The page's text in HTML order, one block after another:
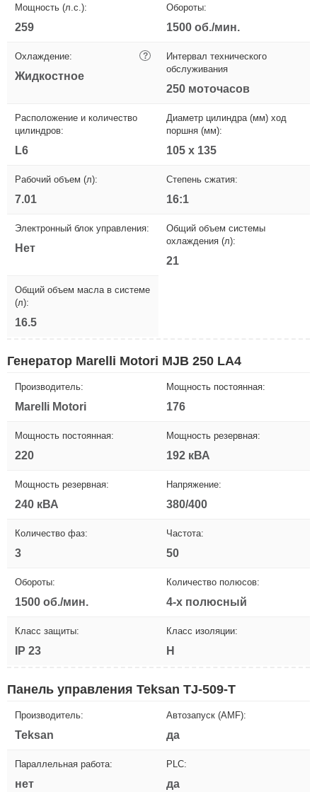
Мощность (л.с.):
259
Обороты:
1500 об./мин.
Охлаждение: ?
Жидкостное
Интервал технического
обслуживания
250 моточасов
Расположение и количество
цилиндров:
L6
Диаметр цилиндра (мм) ход
поршня (мм):
105 х 135
Рабочий объем (л):
7.01
Степень сжатия:
16:1
Электронный блок управления:
Нет
Общий объем системы
охлаждения (л):
21
Общий объем масла в системе
(л):
16.5
Генератор Marelli Motori MJB 250 LA4
Производитель:
Marelli Motori
Мощность постоянная:
176
Мощность постоянная:
220
Мощность резервная:
192 кВА
Мощность резервная:
240 кВА
Напряжение:
380/400
Количество фаз:
3
Частота:
50
Обороты:
1500 об./мин.
Количество полюсов:
4-х полюсный
Класс защиты:
IP 23
Класс изоляции:
H
Панель управления Teksan TJ-509-T
Производитель:
Teksan
Автозапуск (AMF):
да
Параллельная работа:
нет
PLC:
да